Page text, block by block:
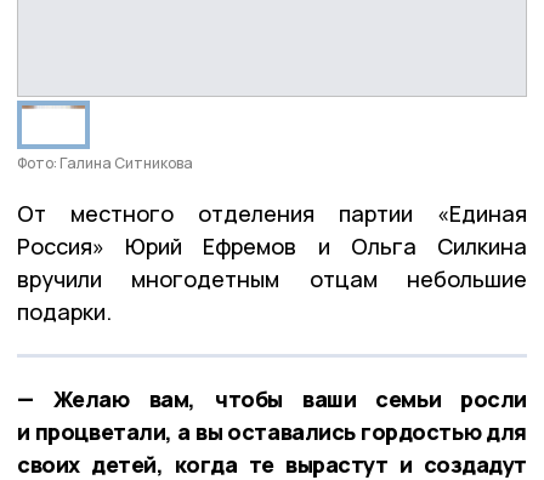
Фото: Галина Ситникова
От местного отделения партии «Единая
Россия» Юрий Ефремов и Ольга Силкина
вручили многодетным отцам небольшие
подарки.
— Желаю вам, чтобы ваши семьи росли
и процветали, а вы оставались гордостью для
своих детей, когда те вырастут и создадут